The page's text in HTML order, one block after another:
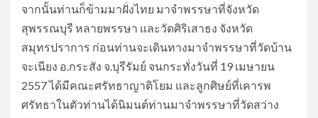
จากนั้นท่านก็ข้ามมาฝั่งไทย มาจำพรรษาที่จังหวัด
สุพรรณบุรี หลายพรรษา และวัดศิริเสาธง จังหวัด
สมุทรปราการ ก่อนท่านจะเดินทางมาจำพรรษาที่วัดบ้าน
จะเนียง อ.กระสัง จ.บุรีรัมย์ จนกระทั่งวันที่ 19 เมษายน
2557 ได้มีคณะศรัทธาญาติโยม และลูกศิษย์ที่เคารพ
ศรัทธาในตัวท่านได้นิมนต์ท่านมาจำพรรษาที่วัดสว่าง